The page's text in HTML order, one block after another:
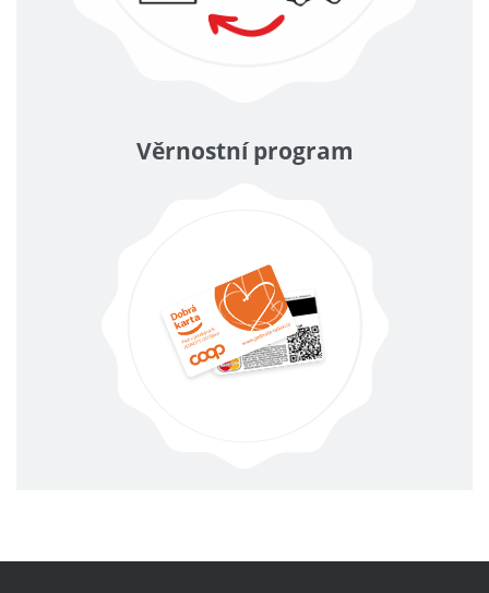
Věrnostní program